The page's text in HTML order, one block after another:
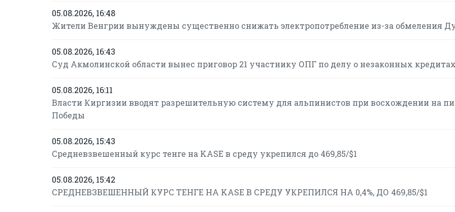
05.08.2026, 16:48
Жители Венгрии вынуждены существенно снижать электропотребление из-за обмеления
05.08.2026, 16:43
Суд Акмолинской области вынес приговор 21 участнику ОПГ по делу о незаконных
05.08.2026, 16:11
Власти Киргизии вводят разрешительную систему для альпинистов при восхождении на
Победы
05.08.2026, 15:43
Средневзвешенный курс тенге на KASE в среду укрепился до 469,85/$1
05.08.2026, 15:42
СРЕДНЕВЗВЕШЕННЫЙ КУРС ТЕНГЕ НА KASE В СРЕДУ УКРЕПИЛСЯ НА 0,4%, ДО 469,85/$1